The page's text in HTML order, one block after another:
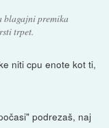
blagajni premika
trpet.
niti cpu enote kot ti,
podrezaš, naj